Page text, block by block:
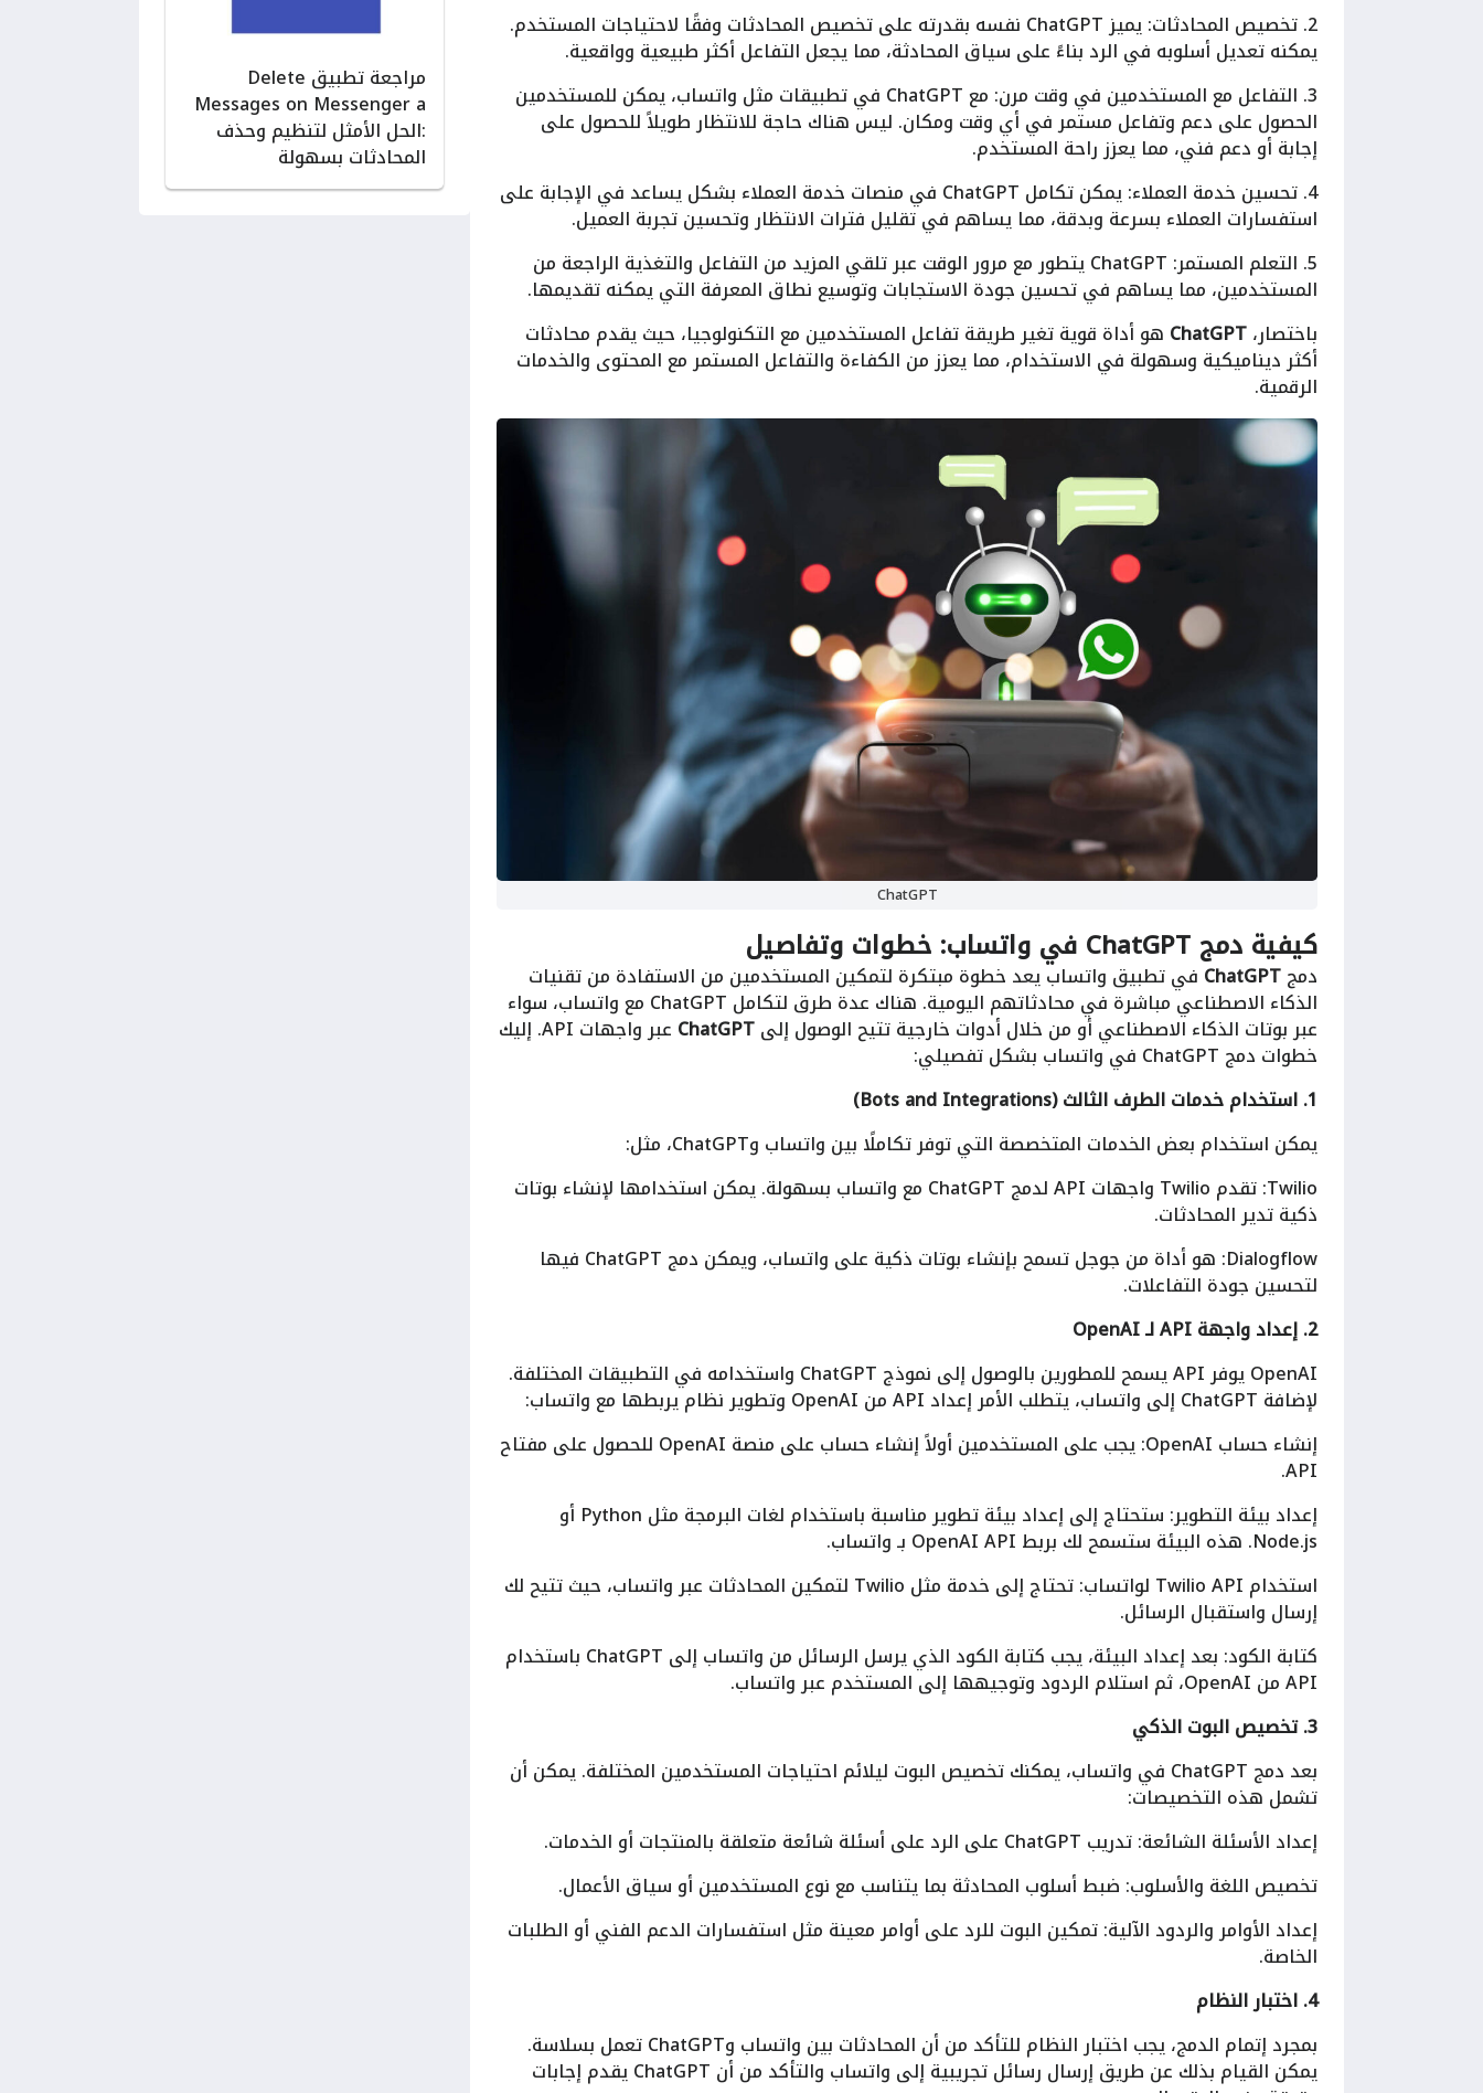
مراجعة تطبيق Delete
Messages on Messenger a
:الحل الأمثل لتنظيم وحذف
المحادثات بسهولة
2. تخصيص المحادثات: يميز ChatGPT نفسه بقدرته على تخصيص المحادثات وفقًا لاحتياجات المستخدم.
يمكنه تعديل أسلوبه في الرد بناءً على سياق المحادثة، مما يجعل التفاعل أكثر طبيعية وواقعية.
3. التفاعل مع المستخدمين في وقت مرن: مع ChatGPT في تطبيقات مثل واتساب، يمكن للمستخدمين
الحصول على دعم وتفاعل مستمر في أي وقت ومكان. ليس هناك حاجة للانتظار طويلاً للحصول على
إجابة أو دعم فني، مما يعزز راحة المستخدم.
4. تحسين خدمة العملاء: يمكن تكامل ChatGPT في منصات خدمة العملاء بشكل يساعد في الإجابة على
استفسارات العملاء بسرعة وبدقة، مما يساهم في تقليل فترات الانتظار وتحسين تجربة العميل.
5. التعلم المستمر: ChatGPT يتطور مع مرور الوقت عبر تلقي المزيد من التفاعل والتغذية الراجعة من
المستخدمين، مما يساهم في تحسين جودة الاستجابات وتوسيع نطاق المعرفة التي يمكنه تقديمها.
باختصار،
هو أداة قوية تغير طريقة تفاعل المستخدمين مع التكنولوجيا، حيث يقدم محادثات
أكثر ديناميكية وسهولة في الاستخدام، مما يعزز من الكفاءة والتفاعل المستمر مع المحتوى والخدمات
الرقمية.
ChatGPT
كيفية دمج ChatGPT في واتساب: خطوات وتفاصيل
دمجChatGPT في تطبيق واتساب يعد خطوة مبتكرة لتمكين المستخدمين من الاستفادة من تقنيات
الذكاء الاصطناعي مباشرة في محادثاتهم اليومية. هناك عدة طرق لتكامل ChatGPT مع واتساب، سواء
عبر بوتات الذكاء الاصطناعي أو من خلال أدوات خارجية تتيح الوصول إلىChatGPT عبر واجهات API. إليك
خطوات دمج ChatGPT في واتساب بشكل تفصيلي:
1. استخدام خدمات الطرف الثالث (Bots and Integrations)
يمكن استخدام بعض الخدمات المتخصصة التي توفر تكاملًا بين واتساب وChatGPT، مثل:
Twilio: تقدم Twilio واجهات API لدمج ChatGPT مع واتساب بسهولة. يمكن استخدامها لإنشاء بوتات
ذكية تدير المحادثات.
Dialogflow: هو أداة من جوجل تسمح بإنشاء بوتات ذكية على واتساب، ويمكن دمج ChatGPT فيها
لتحسين جودة التفاعلات.
2. إعداد واجهة API لـ OpenAI
OpenAI يوفر API يسمح للمطورين بالوصول إلى نموذج ChatGPT واستخدامه في التطبيقات المختلفة.
لإضافة ChatGPT إلى واتساب، يتطلب الأمر إعداد API من OpenAI وتطوير نظام يربطها مع واتساب:
إنشاء حساب OpenAI: يجب على المستخدمين أولاً إنشاء حساب على منصة OpenAI للحصول على مفتاح
API.
إعداد بيئة التطوير: ستحتاج إلى إعداد بيئة تطوير مناسبة باستخدام لغات البرمجة مثل Python أو
Node.js. هذه البيئة ستسمح لك بربط OpenAI API بـ واتساب.
استخدام Twilio API لواتساب: تحتاج إلى خدمة مثل Twilio لتمكين المحادثات عبر واتساب، حيث تتيح لك
إرسال واستقبال الرسائل.
كتابة الكود: بعد إعداد البيئة، يجب كتابة الكود الذي يرسل الرسائل من واتساب إلى ChatGPT باستخدام
API من OpenAI، ثم استلام الردود وتوجيهها إلى المستخدم عبر واتساب.
3. تخصيص البوت الذكي
بعد دمج ChatGPT في واتساب، يمكنك تخصيص البوت ليلائم احتياجات المستخدمين المختلفة. يمكن أن
تشمل هذه التخصيصات:
إعداد الأسئلة الشائعة: تدريب ChatGPT على الرد على أسئلة شائعة متعلقة بالمنتجات أو الخدمات.
تخصيص اللغة والأسلوب: ضبط أسلوب المحادثة بما يتناسب مع نوع المستخدمين أو سياق الأعمال.
إعداد الأوامر والردود الآلية: تمكين البوت للرد على أوامر معينة مثل استفسارات الدعم الفني أو الطلبات
الخاصة.
4. اختبار النظام
بمجرد إتمام الدمج، يجب اختبار النظام للتأكد من أن المحادثات بين واتساب وChatGPT تعمل بسلاسة.
يمكن القيام بذلك عن طريق إرسال رسائل تجريبية إلى واتساب والتأكد من أن ChatGPT يقدم إجابات